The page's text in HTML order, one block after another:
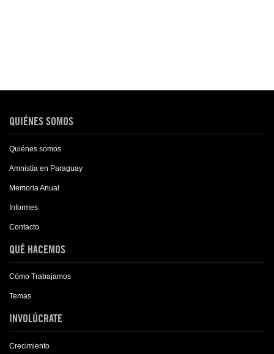
QUIÉNES SOMOS
Quiénes somos
Amnistía en Paraguay
Memoria Anual
Informes
Contacto
QUÉ HACEMOS
Cómo Trabajamos
Temas
INVOLÚCRATE
Crecimiento